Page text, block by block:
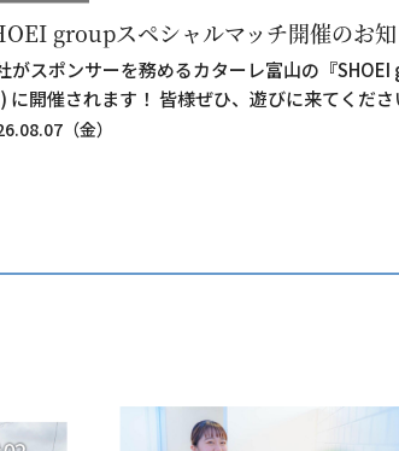
groupスペシャルマッチ開催のお
がスポンサーを務めるカターレ富山の『
に開催されます！ 皆様ぜひ、遊びに来てくだ
（金）